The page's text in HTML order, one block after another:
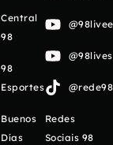
Central
98
98
Esportes
Buenos
Días
Redes
Sociais 98